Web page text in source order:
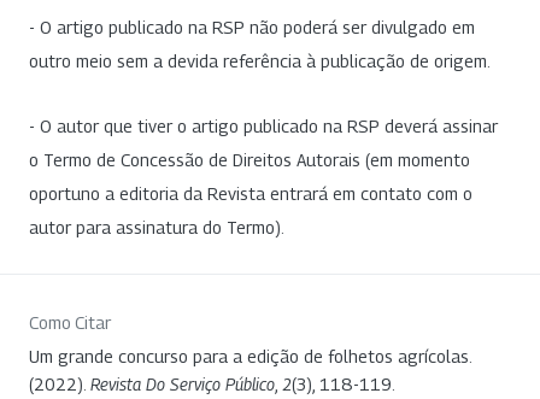
- O artigo publicado na RSP não poderá ser divulgado em
outro meio sem a devida referência à publicação de origem.
- O autor que tiver o artigo publicado na RSP deverá assinar
o Termo de Concessão de Direitos Autorais (em momento
oportuno a editoria da Revista entrará em contato com o
autor para assinatura do Termo).
Como Citar
Um grande concurso para a edição de folhetos agrícolas.
(2022). Revista Do Serviço Público 2(3), 118-119.